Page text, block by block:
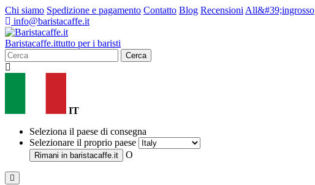
Chi siamo Spedizione e pagamento Contatto Blog Recensioni All&#39;ingrosso
info@baristacaffe.it
Baristacaffe.ittutto per i baristi
Cerca
IT
Seleziona il paese di consegna
Selezionare il proprio paese
Rimani in baristacaffe.it O